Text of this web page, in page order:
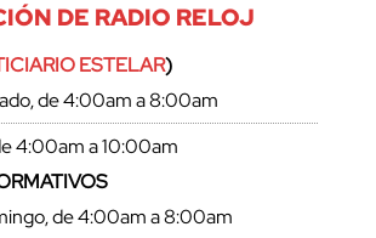
DE RADIO RELOJ
ESTELAR)
de 4:00am a 8:00am
4:00am a 10:00am
de 4:00am a 8:00am